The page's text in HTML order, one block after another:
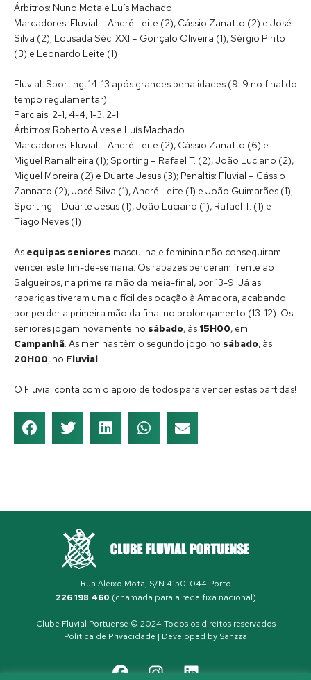
Árbitros: Nuno Mota e Luís Machado
Marcadores: Fluvial – André Leite (2), Cássio Zanatto (2) e José
Silva (2); Lousada Séc. XXI – Gonçalo Oliveira (1), Sérgio Pinto
(3) e Leonardo Leite (1)
Fluvial-Sporting, 14-13 após grandes penalidades (9-9 no final do
tempo regulamentar)
Parciais: 2-1, 4-4, 1-3, 2-1
Árbitros: Roberto Alves e Luís Machado
Marcadores: Fluvial – André Leite (2), Cássio Zanatto (6) e
Miguel Ramalheira (1); Sporting – Rafael T. (2), João Luciano (2),
Miguel Moreira (2) e Duarte Jesus (3); Penaltis: Fluvial – Cássio
Zannato (2), José Silva (1), André Leite (1) e João Guimarães (1);
Sporting – Duarte Jesus (1), João Luciano (1), Rafael T. (1) e
Tiago Neves (1)
As equipas seniores masculina e feminina não conseguiram
vencer este fim-de-semana. Os rapazes perderam frente ao
Salgueiros, na primeira mão da meia-final, por 13-9. Já as
raparigas tiveram uma difícil deslocação à Amadora, acabando
por perder a primeira mão da final no prolongamento (13-12). Os
seniores jogam novamente no sábado, às 15H00, em
Campanhã. As meninas têm o segundo jogo no sábado, às
20H00, no Fluvial.
O Fluvial conta com o apoio de todos para vencer estas partidas!
Rua Aleixo Mota, S/N 4150-044 Porto
226 198 460 (chamada para a rede fixa nacional)
Clube Fluvial Portuense © 2024 Todos os direitos reservados
Política de Privacidade | Developed by Sanzza